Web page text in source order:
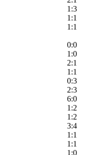
1:3
1:1
1:1
0:0
1:0
2:1
1:1
0:3
2:3
6:0
1:2
1:2
3:4
1:1
1:1
1:0